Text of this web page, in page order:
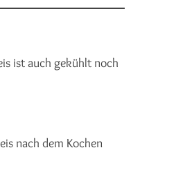
ist auch gekühlt noch
nach dem Kochen